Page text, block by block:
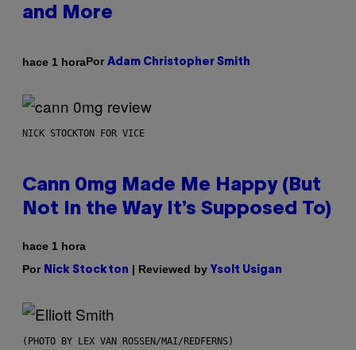
and More
hace 1 horaPor Adam Christopher Smith
NICK STOCKTON FOR VICE
Cann 0mg Made Me Happy (But
Not In the Way It’s Supposed To)
hace 1 hora
Por Nick Stockton | Reviewed by Ysolt Usigan
(PHOTO BY LEX VAN ROSSEN/MAI/REDFERNS)